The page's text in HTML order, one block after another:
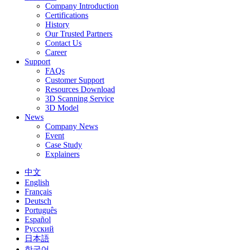
Company Introduction
Certifications
History
Our Trusted Partners
Contact Us
Career
Support
FAQs
Customer Support
Resources Download
3D Scanning Service
3D Model
News
Company News
Event
Case Study
Explainers
中文
English
Français
Deutsch
Português
Español
Русский
日本語